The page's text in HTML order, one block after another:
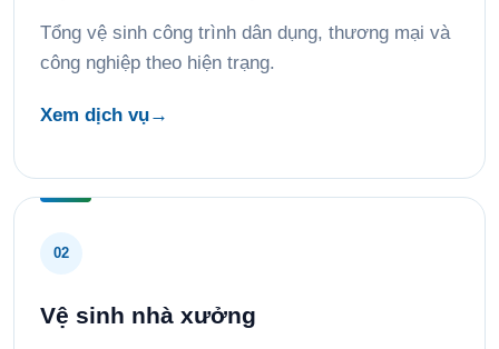
Tổng vệ sinh công trình dân dụng, thương mại và
công nghiệp theo hiện trạng.
Xem dịch vụ→
02
Vệ sinh nhà xưởng